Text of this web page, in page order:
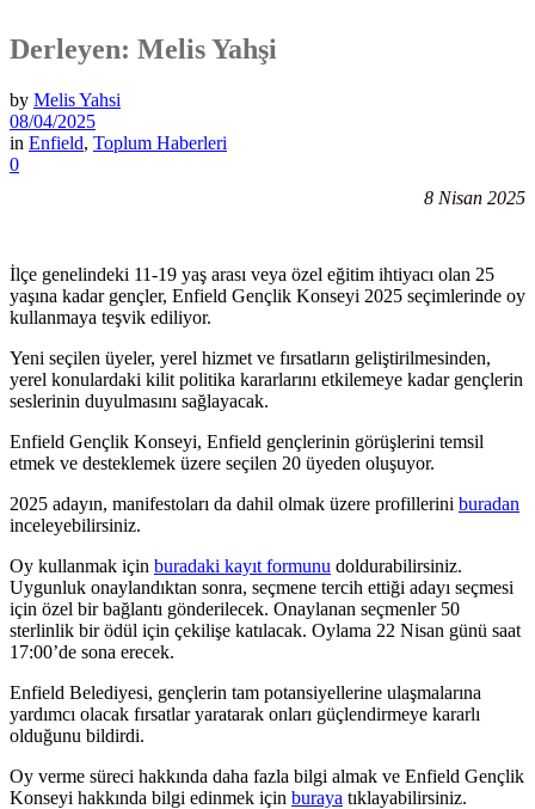
Derleyen: Melis Yahşi
by Melis Yahsi
08/04/2025
in Enfield, Toplum Haberleri
0
8 Nisan 2025
İlçe genelindeki 11-19 yaş arası veya özel eğitim ihtiyacı olan 25
yaşına kadar gençler, Enfield Gençlik Konseyi 2025 seçimlerinde oy
kullanmaya teşvik ediliyor.
Yeni seçilen üyeler, yerel hizmet ve fırsatların geliştirilmesinden,
yerel konulardaki kilit politika kararlarını etkilemeye kadar gençlerin
seslerinin duyulmasını sağlayacak.
Enfield Gençlik Konseyi, Enfield gençlerinin görüşlerini temsil
etmek ve desteklemek üzere seçilen 20 üyeden oluşuyor.
2025 adayın, manifestoları da dahil olmak üzere profillerini buradan
inceleyebilirsiniz.
Oy kullanmak için buradaki kayıt formunu doldurabilirsiniz.
Uygunluk onaylandıktan sonra, seçmene tercih ettiği adayı seçmesi
için özel bir bağlantı gönderilecek. Onaylanan seçmenler 50
sterlinlik bir ödül için çekilişe katılacak. Oylama 22 Nisan günü saat
17:00’de sona erecek.
Enfield Belediyesi, gençlerin tam potansiyellerine ulaşmalarına
yardımcı olacak fırsatlar yaratarak onları güçlendirmeye kararlı
olduğunu bildirdi.
Oy verme süreci hakkında daha fazla bilgi almak ve Enfield Gençlik
Konseyi hakkında bilgi edinmek için buraya tıklayabilirsiniz.